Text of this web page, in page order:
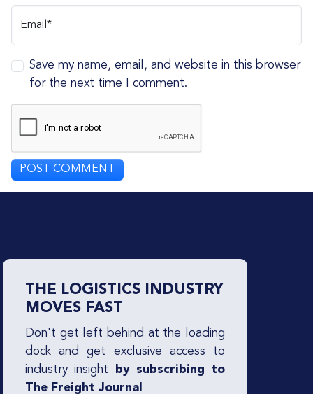
Email*
Save my name, email, and website in this browser
for the next time I comment.
THE LOGISTICS INDUSTRY
MOVES FAST
Don't get left behind at the loading
dock and get exclusive access to
industry insight
by subscribing to
The Freight Journal